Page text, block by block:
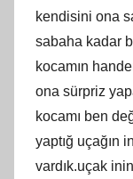
kendisini ona
sabaha kadar
kocamın
ona sürpriz
kocamı ben
yaptığ uçağın
vardık.uçak